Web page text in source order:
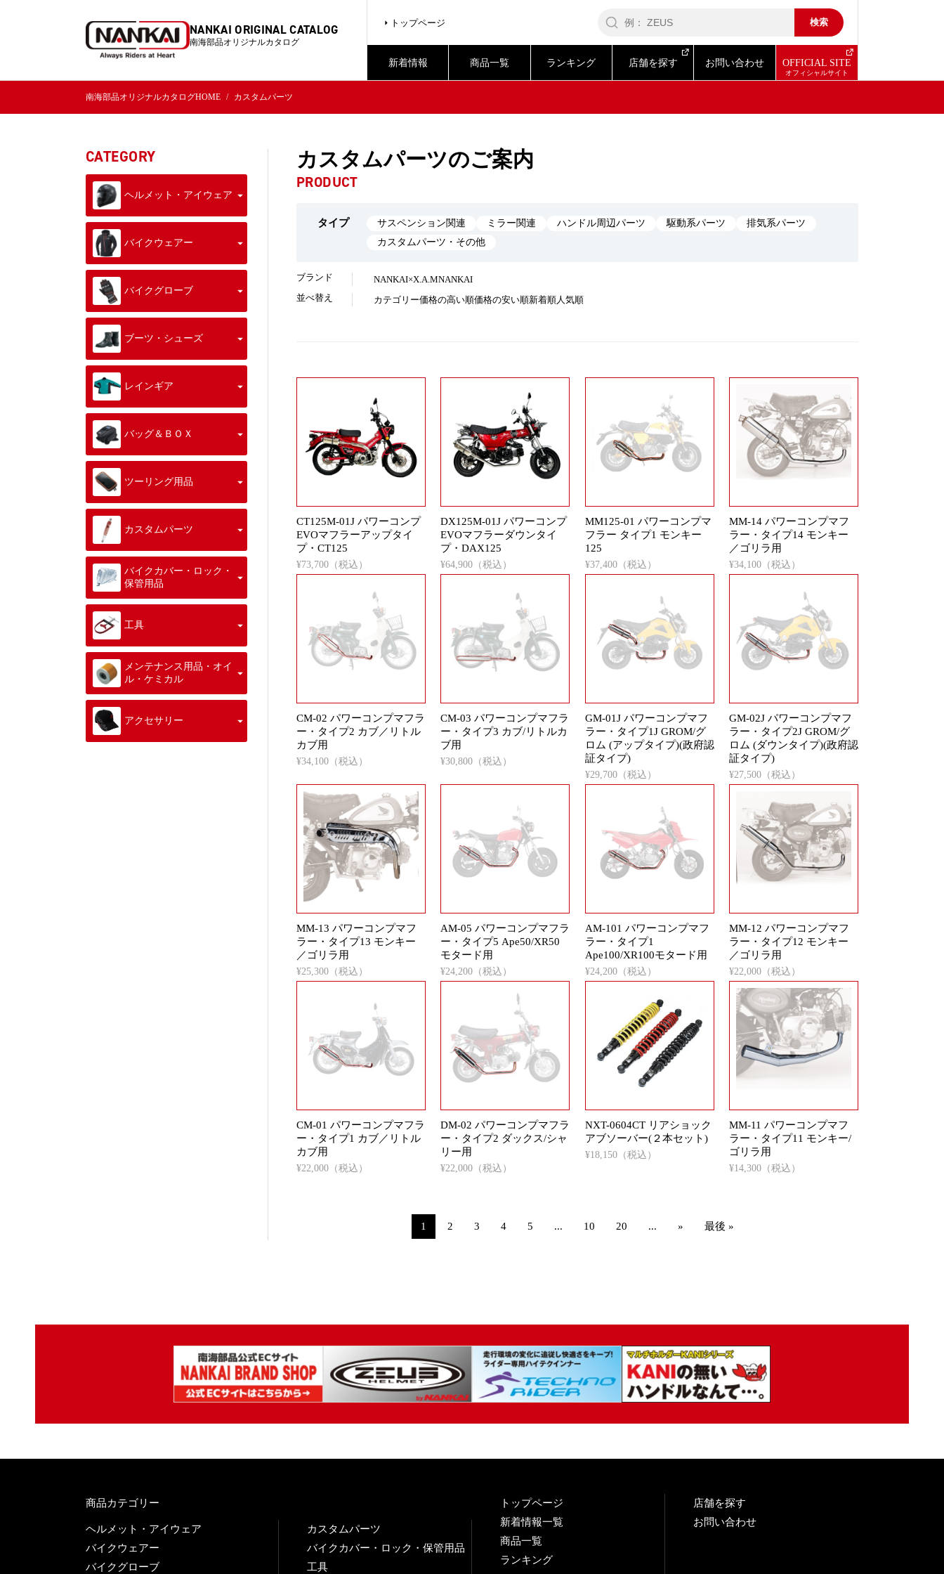
NANKAI ORIGINAL CATALOG
南海部品オリジナルカタログ
トップページ
新着情報 商品一覧 ランキング 店舗を探す お問い合わせ OFFICIAL SITE
南海部品オリジナルカタログHOME カスタムパーツ
カスタムパーツのご案内
PRODUCT
タイプ サスペンション関連 ミラー関連 ハンドル周辺パーツ 駆動系パーツ
排気系パーツ
カスタムパーツ・その他
ブランド NANKAI×X.A.MNANKAI
並べ替え
カテゴリー価格の高い順価格の安い順新着順人気順
CT125M-01J パワーコンプ
EVOマフラーアップタイ
プ・CT125
¥73,700（税込）
DX125M-01J パワーコンプ
EVOマフラーダウンタイ
プ・DAX125
¥64,900（税込）
MM125-01 パワーコンプマ
フラー タイプ1 モンキー
125
¥37,400（税込）
MM-14 パワーコンプマフ
ラー・タイプ14 モンキー
／ゴリラ用
¥34,100（税込）
CM-02 パワーコンプマフラ
ー・タイプ2 カブ／リトル
カブ用
¥34,100（税込）
CM-03 パワーコンプマフラ
ー・タイプ3 カブ/リトルカ
ブ用
¥30,800（税込）
GM-01J パワーコンプマフ
ラー・タイプ1J GROM/グ
ロム (アップタイプ)(政府認
証タイプ)
¥29,700（税込）
GM-02J パワーコンプマフ
ラー・タイプ2J GROM/グ
ロム (ダウンタイプ)(政府認
証タイプ)
¥27,500（税込）
MM-13 パワーコンプマフ
ラー・タイプ13 モンキー
／ゴリラ用
¥25,300（税込）
AM-05 パワーコンプマフラ
ー・タイプ5 Ape50/XR50
モタード用
¥24,200（税込）
AM-101 パワーコンプマフ
ラー・タイプ1
Ape100/XR100モタード用
¥24,200（税込）
MM-12 パワーコンプマフ
ラー・タイプ12 モンキー
／ゴリラ用
¥22,000（税込）
CM-01 パワーコンプマフラ
ー・タイプ1 カブ／リトル
カブ用
¥22,000（税込）
DM-02 パワーコンプマフラ
ー・タイプ2 ダックス/シャ
リー用
¥22,000（税込）
NXT-0604CT リアショック
アブソーバー(２本セット)
¥18,150（税込）
MM-11 パワーコンプマフ
ラー・タイプ11 モンキー/
ゴリラ用
¥14,300（税込）
1 2 3 4 5 ... 10 20 ... » 最後 »
CATEGORY
ヘルメット・アイウェア
バイクウェアー
バイクグローブ
ブーツ・シューズ
レインギア
バッグ＆ＢＯＸ
ツーリング用品
カスタムパーツ
バイクカバー・ロック・
保管用品
工具
メンテナンス用品・オイ
ル・ケミカル
アクセサリー
商品カテゴリー
ヘルメット・アイウェア
バイクウェアー
バイクグローブ
カスタムパーツ
バイクカバー・ロック・保管用品
工具
トップページ
新着情報一覧
商品一覧
ランキング
店舗を探す
お問い合わせ